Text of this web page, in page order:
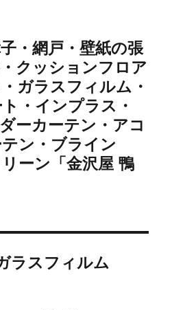
・網戸・壁紙の張
クッションフロア
ガラスフィルム・
・インプラス・
ーカーテン・アコ
ン・ブライン
ーン「金沢屋 鴨
ラスフィルム